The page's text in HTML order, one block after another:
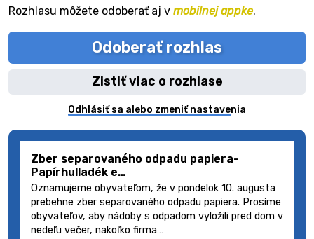
Rozhlasu môžete odoberať aj v mobilnej appke.
Odoberať rozhlas
Zistiť viac o rozhlase
Odhlásiť sa alebo zmeniť nastavenia
Zber separovaného odpadu papiera-
Papírhulladék e…
Oznamujeme obyvateľom, že v pondelok 10. augusta
prebehne zber separovaného odpadu papiera. Prosíme
obyvateľov, aby nádoby s odpadom vyložili pred dom v
nedeľu večer, nakoľko firma…